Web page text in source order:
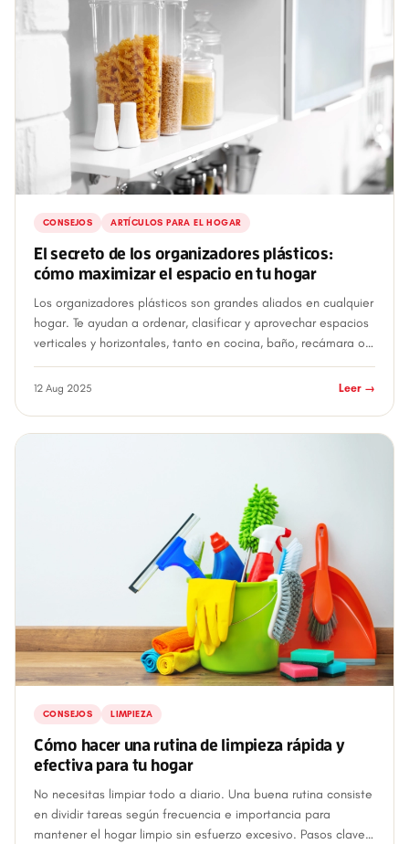
CONSEJOS ARTÍCULOS PARA EL HOGAR
El secreto de los organizadores plásticos:
cómo maximizar el espacio en tu hogar
Los organizadores plásticos son grandes aliados en cualquier
hogar. Te ayudan a ordenar, clasificar y aprovechar espacios
verticales y horizontales, tanto en cocina, baño, recámara o
área de limpieza....
12 Aug 2025 Leer →
CONSEJOS LIMPIEZA
Cómo hacer una rutina de limpieza rápida y
efectiva para tu hogar
No necesitas limpiar todo a diario. Una buena rutina consiste
en dividir tareas según frecuencia e importancia para
mantener el hogar limpio sin esfuerzo excesivo. Pasos clave: